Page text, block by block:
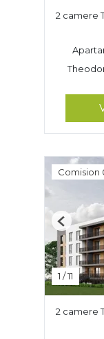
2 camere
Comision
1 /11
Previous
2 camere